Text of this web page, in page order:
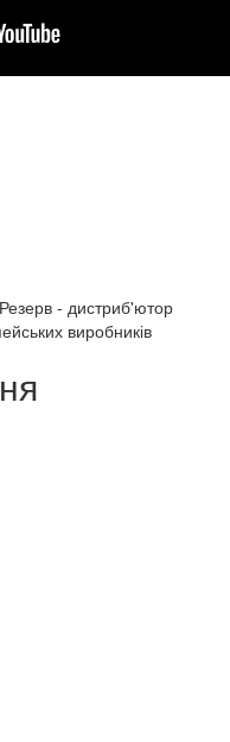
- дистриб'ютор
виробників